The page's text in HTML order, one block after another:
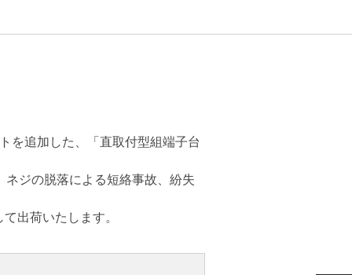
を追加した、「直取付型組端子台
ジの脱落による短絡事故、紛失
出荷いたします。